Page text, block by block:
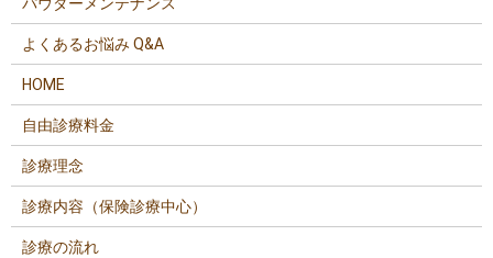
よくあるお悩み Q&A
HOME
自由診療料金
診療理念
診療内容（保険診療中心）
診療の流れ